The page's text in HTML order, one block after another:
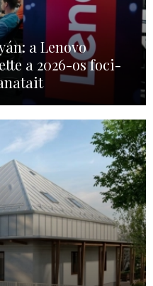
a Lenovo
a 2026-os foci-